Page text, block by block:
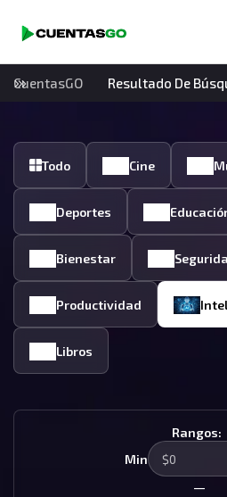
CuentasGO Resultado De
Todo Cine
Deportes
Bienestar
Productividad
Libros
Rangos:
Min
—